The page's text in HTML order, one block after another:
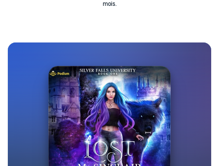
mois.